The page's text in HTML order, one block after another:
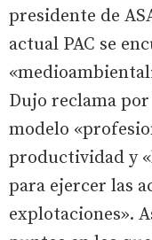
presidente de
actual PAC se
Dujo reclama
modelo
productividad y
para ejercer las
explotaciones».